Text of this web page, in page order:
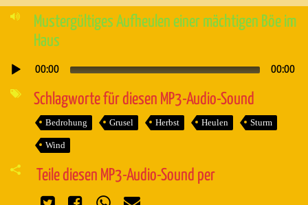
Mustergültiges Aufheulen einer mächtigen Böe im
Haus
Audio-
00:00 00:00
Schlagworte für diesen MP3-Audio-Sound
Bedrohung Grusel Herbst Heulen Sturm
Wind
Teile diesen MP3-Audio-Sound per